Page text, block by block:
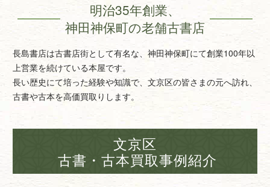
明治35年創業、
神田神保町の老舗古書店
長島書店は古書店街として有名な、神田神保町にて創業100年以
上営業を続けている本屋です。
長い歴史にて培った経験や知識で、文京区の皆さまの元へ訪れ、
古書や古本を高価買取りします。
文京区
古書・古本買取事例紹介